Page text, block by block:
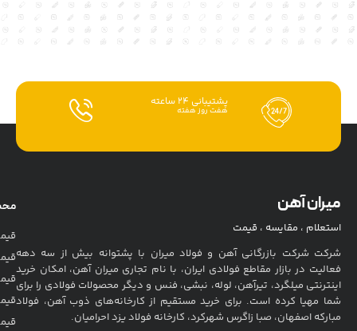
سه دهه
خرید
را برای
فولاد
محصولات
قیمت اتصالات
قیمت آهن آلات
قیمت بتن و بلوک
قیمت قوطی و نبشی
قیمت میلگرد
تماس با ما
قوانین خرید
مشاوره
نماد
اعتماد
نماد
اعتماد